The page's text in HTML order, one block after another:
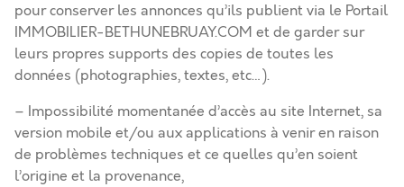
pour conserver les annonces qu’ils publient via le Portail
IMMOBILIER-BETHUNEBRUAY.COM et de garder sur
leurs propres supports des copies de toutes les
données (photographies, textes, etc…).
– Impossibilité momentanée d’accès au site Internet, sa
version mobile et/ou aux applications à venir en raison
de problèmes techniques et ce quelles qu’en soient
l’origine et la provenance,